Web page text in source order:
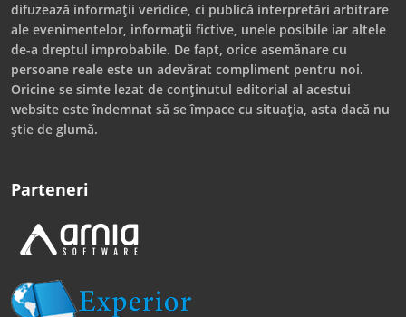
difuzează informații veridice, ci publică interpretări arbitrare
ale evenimentelor, informații fictive, unele posibile iar altele
de-a dreptul improbabile. De fapt, orice asemănare cu
persoane reale este un adevărat compliment pentru noi.
Oricine se simte lezat de conținutul editorial al acestui
website este îndemnat să se împace cu situația, asta dacă nu
știe de glumă.
Parteneri